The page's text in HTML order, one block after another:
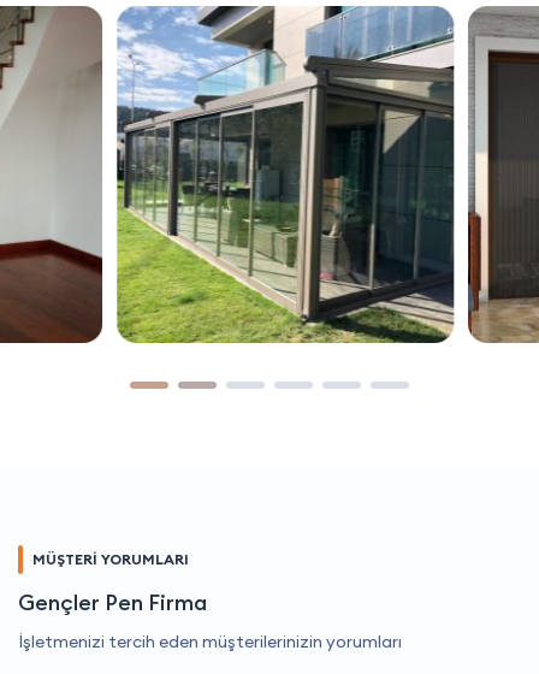
MÜŞTERİ YORUMLARI
Gençler Pen Firma
İşletmenizi tercih eden müşterilerinizin yorumları